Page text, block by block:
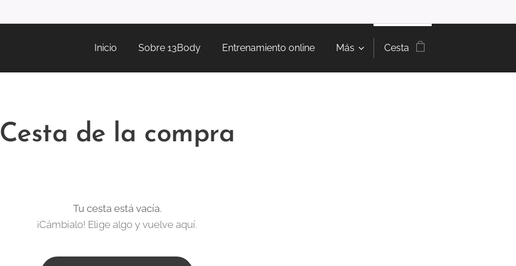
Inicio Sobre 13Body Entrenamiento online Más Cesta
Cesta de la compra
Tu cesta está vacía.
¡Cámbialo! Elige algo y vuelve aquí.